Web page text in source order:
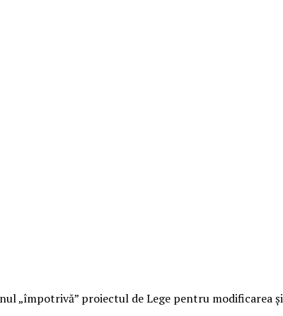
„împotrivă” proiectul de Lege pentru